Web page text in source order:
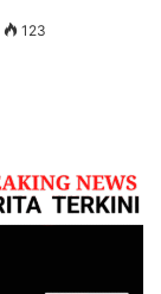
123